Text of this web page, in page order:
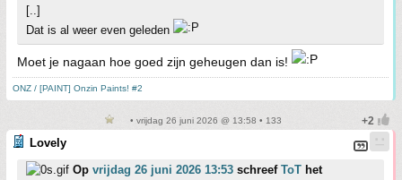
[..]
Dat is al weer even geleden
Moet je nagaan hoe goed zijn geheugen dan is!
ONZ / [PAINT] Onzin Paints! #2
• vrijdag 26 juni 2026 @ 13:58 • 133
Lovely
Op vrijdag 26 juni 2026 13:53 schreef ToT het